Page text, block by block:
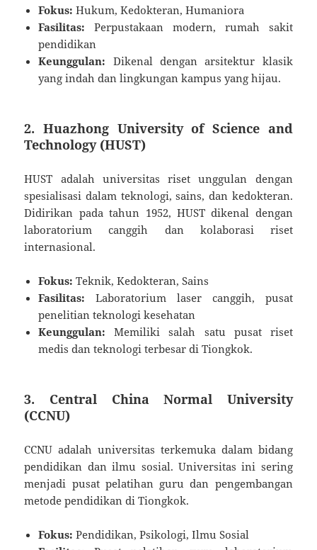
Fokus: Hukum, Kedokteran, Humaniora
Fasilitas: Perpustakaan modern, rumah sakit
pendidikan
Keunggulan: Dikenal dengan arsitektur klasik
yang indah dan lingkungan kampus yang hijau.
2.Huazhong University of Science and
Technology (HUST)
HUST adalah universitas riset unggulan dengan
spesialisasi dalam teknologi, sains, dan kedokteran.
Didirikan pada tahun 1952, HUST dikenal dengan
laboratorium canggih dan kolaborasi riset
internasional.
Fokus: Teknik, Kedokteran, Sains
Fasilitas: Laboratorium laser canggih, pusat
penelitian teknologi kesehatan
Keunggulan: Memiliki salah satu pusat riset
medis dan teknologi terbesar di Tiongkok.
3. Central China Normal University
(CCNU)
CCNU adalah universitas terkemuka dalam bidang
pendidikan dan ilmu sosial. Universitas ini sering
menjadi pusat pelatihan guru dan pengembangan
metode pendidikan di Tiongkok.
Fokus: Pendidikan, Psikologi, Ilmu Sosial